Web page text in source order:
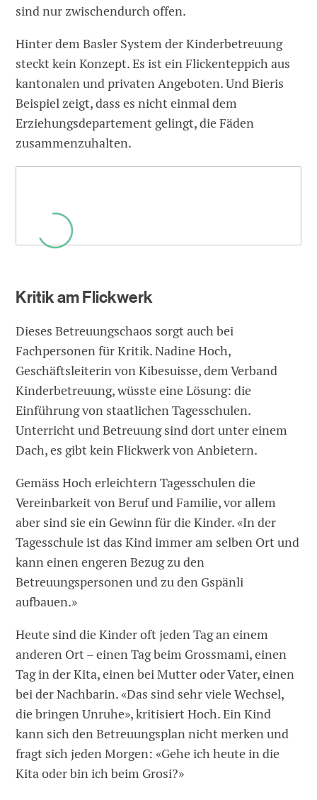
sind nur zwischendurch offen.
Hinter dem Basler System der Kinderbetreuung
steckt kein Konzept. Es ist ein Flickenteppich aus
kantonalen und privaten Angeboten. Und Bieris
Beispiel zeigt, dass es nicht einmal dem
Erziehungsdepartement gelingt, die Fäden
zusammenzuhalten.
Kritik am Flickwerk
Dieses Betreuungschaos sorgt auch bei
Fachpersonen für Kritik. Nadine Hoch,
Geschäftsleiterin von Kibesuisse, dem Verband
Kinderbetreuung, wüsste eine Lösung: die
Einführung von staatlichen Tagesschulen.
Unterricht und Betreuung sind dort unter einem
Dach, es gibt kein Flickwerk von Anbietern.
Gemäss Hoch erleichtern Tagesschulen die
Vereinbarkeit von Beruf und Familie, vor allem
aber sind sie ein Gewinn für die Kinder. «In der
Tagesschule ist das Kind immer am selben Ort und
kann einen engeren Bezug zu den
Betreuungspersonen und zu den Gspänli
aufbauen.»
Heute sind die Kinder oft jeden Tag an einem
anderen Ort – einen Tag beim Grossmami, einen
Tag in der Kita, einen bei Mutter oder Vater, einen
bei der Nachbarin. «Das sind sehr viele Wechsel,
die bringen Unruhe», kritisiert Hoch. Ein Kind
kann sich den Betreuungsplan nicht merken und
fragt sich jeden Morgen: «Gehe ich heute in die
Kita oder bin ich beim Grosi?»